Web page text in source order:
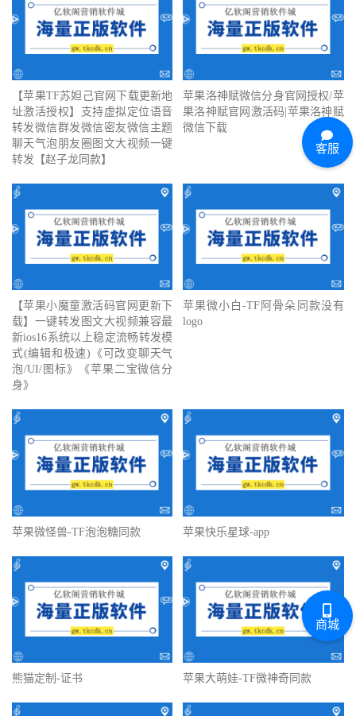
【苹果TF苏妲己官网下载更新地
址激活授权】支持虚拟定位语音
转发微信群发微信密友微信主题
聊天气泡朋友圈图文大视频一键
转发【赵子龙同款】
苹果洛神赋微信分身官网授权/苹
果洛神赋官网激活码|苹果洛神赋
微信下载
【苹果小魔童激活码官网更新下
载】一键转发图文大视频兼容最
新ios16系统以上稳定流畅转发模
式(编辑和极速)《可改变聊天气
泡/UI/图标》《苹果二宝微信分
身》
苹果微小白-TF阿骨朵同款没有
logo
苹果微怪兽-TF泡泡糖同款 苹果快乐星球-app
熊猫定制-证书 苹果大萌娃-TF微神奇同款
客服
商城